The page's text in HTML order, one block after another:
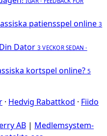
patiensspel online 3
Dator 3 VECKOR SEDAN ·
kortspel online? 5
· Hedvig Rabattkod · Fiido
AB | Medlemsystem-